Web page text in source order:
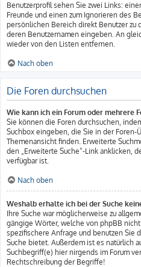
Benutzerprofil sehen Sie zwei Links:
Freunde und einen zum Ignorieren des
persönlichen Bereich direkt Benutzer zu
deren Benutzernamen eingeben. An
wieder von den Listen entfernen.
Nach oben
Die Foren durchsuchen
Wie kann ich ein Forum oder mehrere
Sie können die Foren durchsuchen,
Suchbox eingeben, die Sie in der Foren-
Themenansicht finden. Erweiterte
den „Erweiterte Suche“-Link anklicken,
verfügbar ist.
Nach oben
Weshalb erhalte ich bei der Suche
Ihre Suche war möglicherweise zu
gängige Wörter, welche von phpBB
spezifischere Anfrage und benutzen
Suche bietet. Außerdem ist es natürlich
Suchbegriff(e) hier nirgends im Forum
Rechtschreibung der Begriffe!